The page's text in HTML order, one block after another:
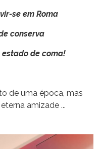
se em Roma
conserva
de coma!
de uma época, mas
amizade ...